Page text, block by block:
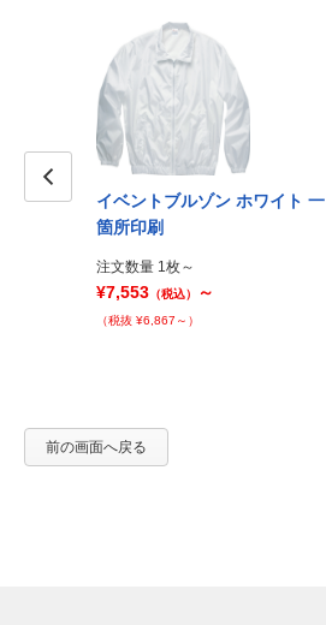
イベントブルゾン ホワイト 一
箇所印刷
注文数量 1枚～
¥7,553 （税込） ～
（税抜 ¥6,867～）
前の画面へ戻る